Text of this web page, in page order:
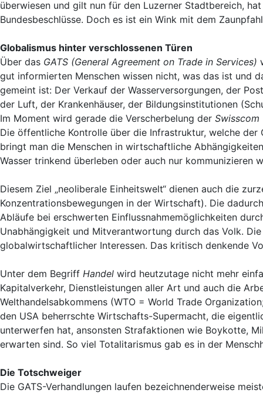
überwiesen und gilt nun für den Luzerner Stadtbereich,
Bundesbeschlüsse. Doch es ist ein Wink mit dem
Globalismus hinter verschlossenen Türen
Über das GATS (General Agreement on Trade in Services)
gut informierten Menschen wissen nicht, was das ist und
gemeint ist: Der Verkauf der Wasserversorgungen, der
der Luft, der Krankenhäuser, der Bildungsinstitutionen
Im Moment wird gerade die Verscherbelung der Swisscom
Die öffentliche Kontrolle über die Infrastruktur, welche
bringt man die Menschen in wirtschaftliche
Wasser trinkend überleben oder auch nur kommunizieren
Diesem Ziel „neoliberale Einheitswelt“ dienen auch die
Konzentrationsbewegungen in der Wirtschaft). Die
Abläufe bei erschwerten Einflussnahmemöglichkeiten
Unabhängigkeit und Mitverantwortung durch das Volk.
globalwirtschaftlicher Interessen. Das kritisch denkende
Unter dem Begriff Handel wird heutzutage nicht mehr
Kapitalverkehr, Dienstleistungen aller Art und auch die
Welthandelsabkommens (WTO = World Trade
den USA beherrschte Wirtschafts-Supermacht, die
unterwerfen hat, ansonsten Strafaktionen wie Boykotte,
erwarten sind. So viel Totalitarismus gab es in der
Die Totschweiger
Die GATS-Verhandlungen laufen bezeichnenderweise